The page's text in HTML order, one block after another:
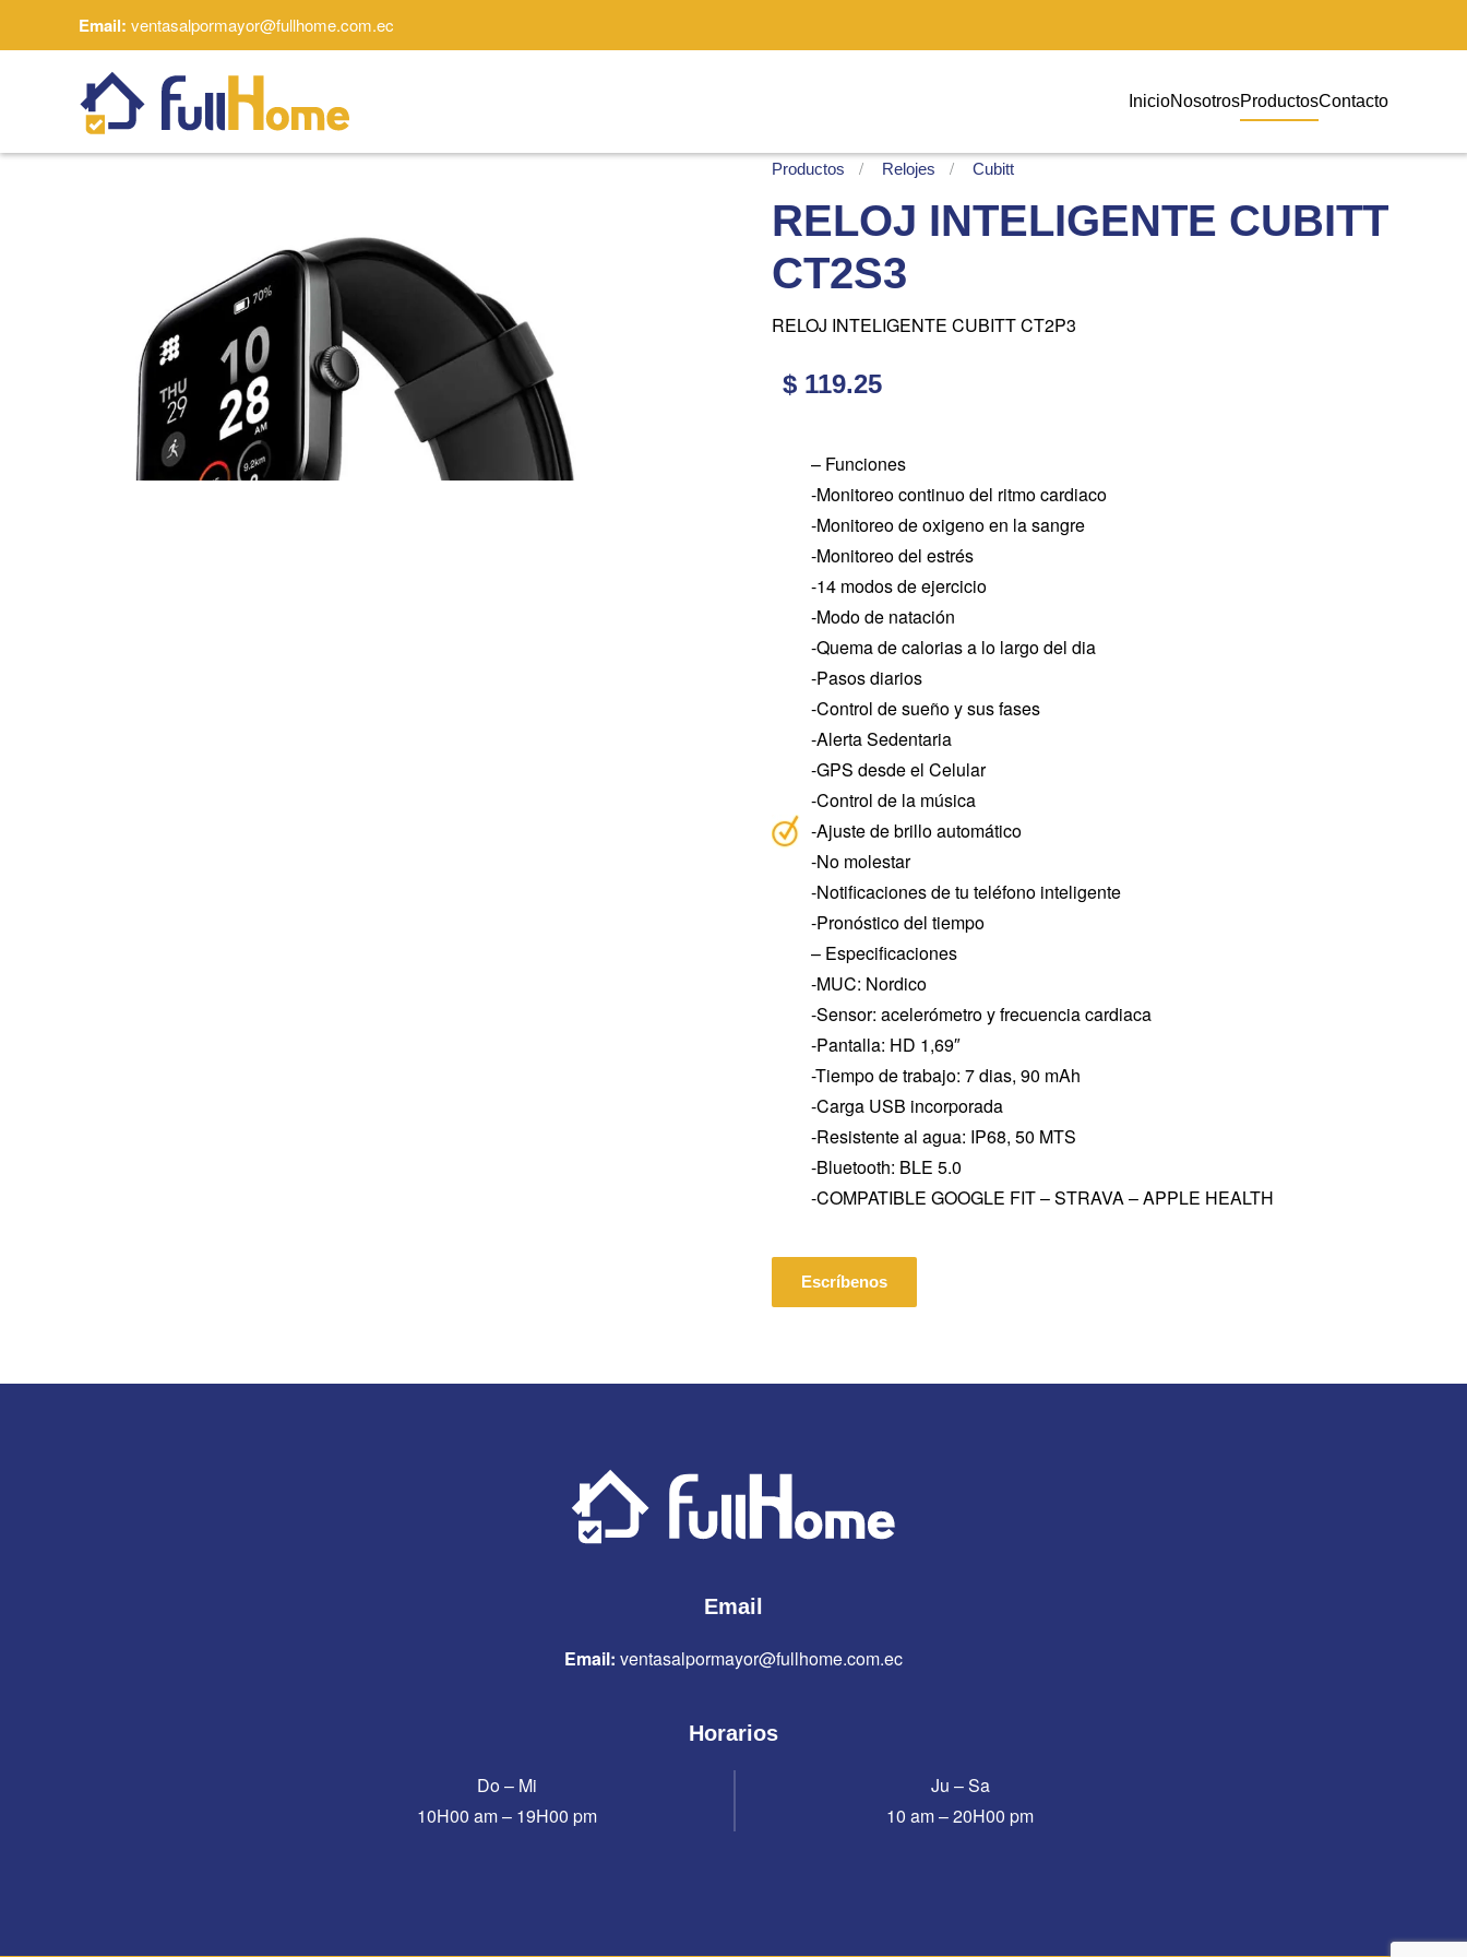
Email: ventasalpormayor@fullhome.com.ec
InicioNosotrosProductosContacto
Productos Relojes Cubitt
RELOJ INTELIGENTE CUBITT
CT2S3
RELOJ INTELIGENTE CUBITT CT2P3
$ 119.25
– Funciones
-Monitoreo continuo del ritmo cardiaco
-Monitoreo de oxigeno en la sangre
-Monitoreo del estrés
-14 modos de ejercicio
-Modo de natación
-Quema de calorias a lo largo del dia
-Pasos diarios
-Control de sueño y sus fases
-Alerta Sedentaria
-GPS desde el Celular
-Control de la música
-Ajuste de brillo automático
-No molestar
-Notificaciones de tu teléfono inteligente
-Pronóstico del tiempo
– Especificaciones
-MUC: Nordico
-Sensor: acelerómetro y frecuencia cardiaca
-Pantalla: HD 1,69″
-Tiempo de trabajo: 7 dias, 90 mAh
-Carga USB incorporada
-Resistente al agua: IP68, 50 MTS
-Bluetooth: BLE 5.0
-COMPATIBLE GOOGLE FIT – STRAVA – APPLE HEALTH
Escríbenos
Email
Email: ventasalpormayor@fullhome.com.ec
Horarios
Do – Mi
10H00 am – 19H00 pm
Ju – Sa
10 am – 20H00 pm